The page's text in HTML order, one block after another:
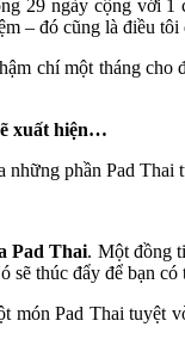
29 ngày cộng với
– đó cũng là điều tôi
chí một tháng
xuất hiện…
phần Pad
Pad Thai. Một đồng
thúc đẩy để bạn
món Pad Thai